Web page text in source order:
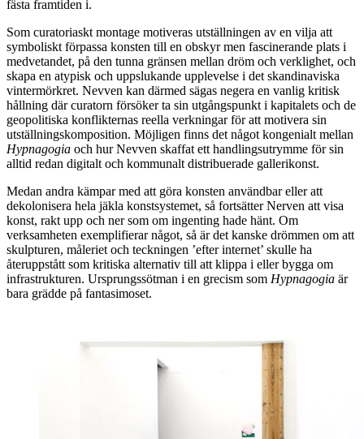
fästa framtiden i.
Som curatoriaskt montage motiveras utställningen av en vilja att
symboliskt förpassa konsten till en obskyr men fascinerande plats i
medvetandet, på den tunna gränsen mellan dröm och verklighet, och
skapa en atypisk och uppslukande upplevelse i det skandinaviska
vintermörkret. Nevven kan därmed sägas negera en vanlig kritisk
hållning där curatorn försöker ta sin utgångspunkt i kapitalets och de
geopolitiska konflikternas reella verkningar för att motivera sin
utställningskomposition. Möjligen finns det något kongenialt mellan
Hypnagogia och hur Nevven skaffat ett handlingsutrymme för sin
alltid redan digitalt och kommunalt distribuerade gallerikonst.
Medan andra kämpar med att göra konsten användbar eller att
dekolonisera hela jäkla konstsystemet, så fortsätter Nerven att visa
konst, rakt upp och ner som om ingenting hade hänt. Om
verksamheten exemplifierar något, så är det kanske drömmen om att
skulpturen, måleriet och teckningen ’efter internet’ skulle ha
återuppstått som kritiska alternativ till att klippa i eller bygga om
infrastrukturen. Ursprungssötman i en grecism som Hypnagogia är
bara grädde på fantasimoset.